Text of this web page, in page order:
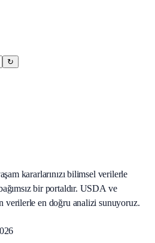
↻
kararlarınızı bilimsel verilerle
bir portaldır. USDA ve
verilerle en doğru analizi sunuyoruz.